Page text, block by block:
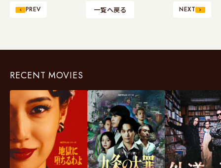
PREV 一覧へ戻る NEXT
RECENT MOVIES